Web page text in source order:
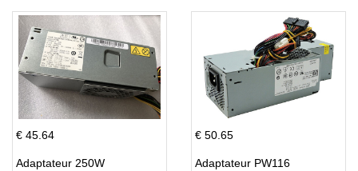
€ 45.64
Adaptateur 250W
€ 50.65
Adaptateur PW116